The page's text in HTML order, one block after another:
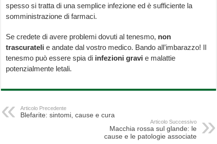
spesso si tratta di una semplice infezione ed è sufficiente la
somministrazione di farmaci.
Se credete di avere problemi dovuti al tenesmo, non
trascurateli e andate dal vostro medico. Bando all’imbarazzo! Il
tenesmo può essere spia di infezioni gravi e malattie
potenzialmente letali.
Articolo Precedente
Blefarite: sintomi, cause e cura
Articolo Successivo
Macchia rossa sul glande: le
cause e le patologie associate